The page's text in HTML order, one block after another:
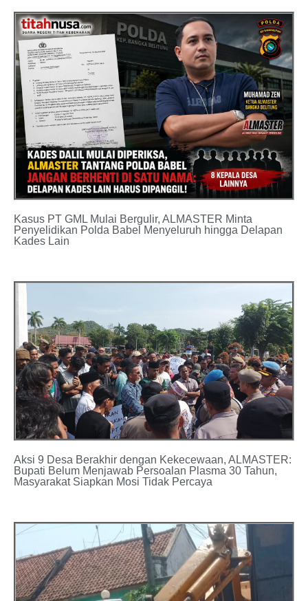
Kasus PT GML Mulai Bergulir, ALMASTER Minta
Penyelidikan Polda Babel Menyeluruh hingga Delapan
Kades Lain
Aksi 9 Desa Berakhir dengan Kekecewaan, ALMASTER:
Bupati Belum Menjawab Persoalan Plasma 30 Tahun,
Masyarakat Siapkan Mosi Tidak Percaya